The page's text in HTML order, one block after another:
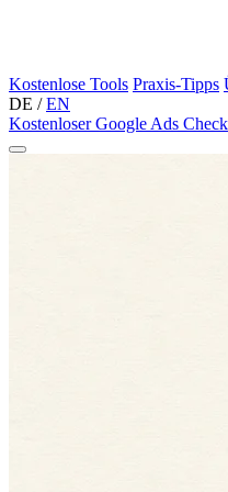
Kostenlose Tools Praxis-Tipps
DE / EN
Kostenloser Google Ads Check